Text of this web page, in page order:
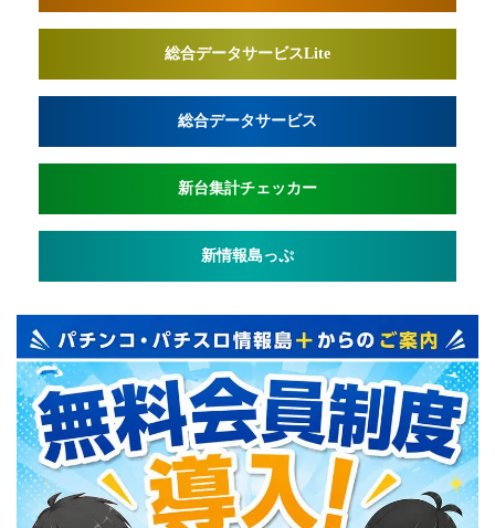
総合データサービスLite
総合データサービス
新台集計チェッカー
新情報島っぷ